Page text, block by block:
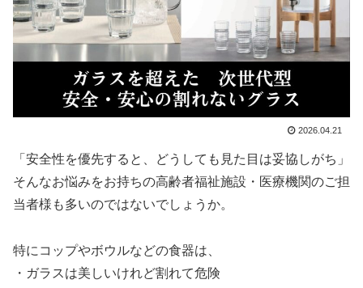
2026.04.21
「安全性を優先すると、どうしても見た目は妥協しがち」
そんなお悩みをお持ちの高齢者福祉施設・医療機関のご担
当者様も多いのではないでしょうか。
特にコップやボウルなどの食器は、
・ガラスは美しいけれど割れて危険